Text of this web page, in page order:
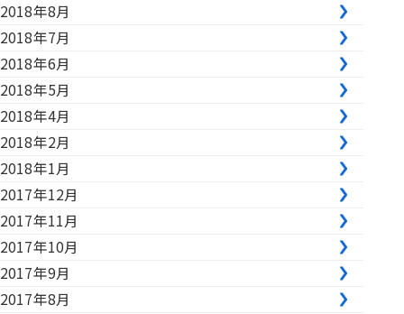
2018年8月
2018年7月
2018年6月
2018年5月
2018年4月
2018年2月
2018年1月
2017年12月
2017年11月
2017年10月
2017年9月
2017年8月